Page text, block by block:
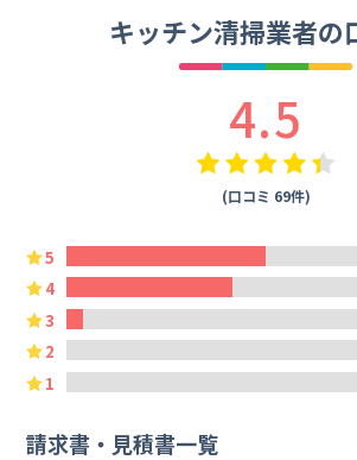
キッチン清掃業者の
4.5
(口コミ 69件)
5
4
3
2
1
請求書・見積書一覧